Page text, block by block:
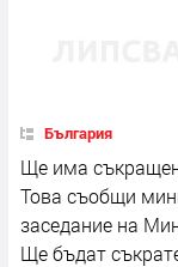
България
Ще има
Това съобщи
заседание на
Ще бъдат